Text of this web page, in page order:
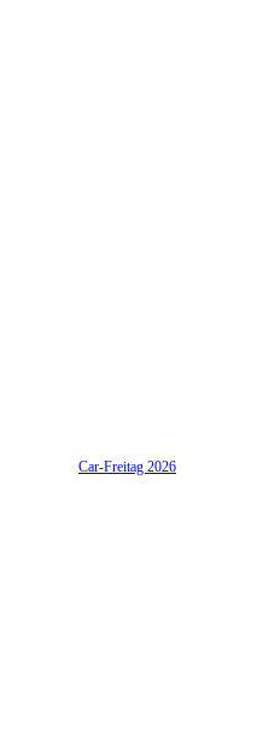
Car-Freitag 2026